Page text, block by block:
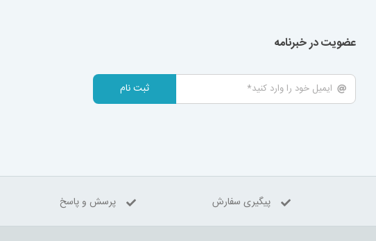
عضویت در خبرنامه
ثبت نام
پیگیری سفارش پرسش و پاسخ